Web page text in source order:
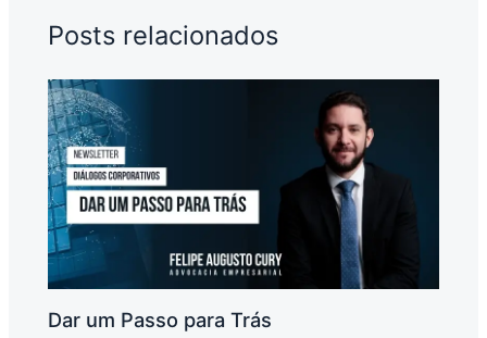
Posts relacionados
Dar um Passo para Trás